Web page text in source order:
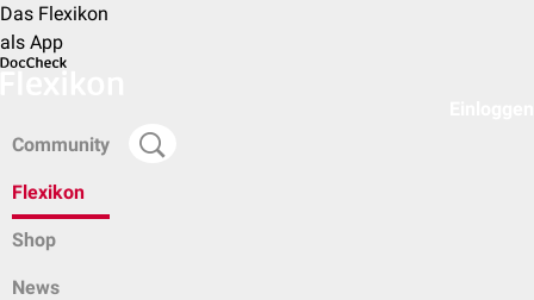
Das Flexikon
als App
Community
Flexikon
Shop
News